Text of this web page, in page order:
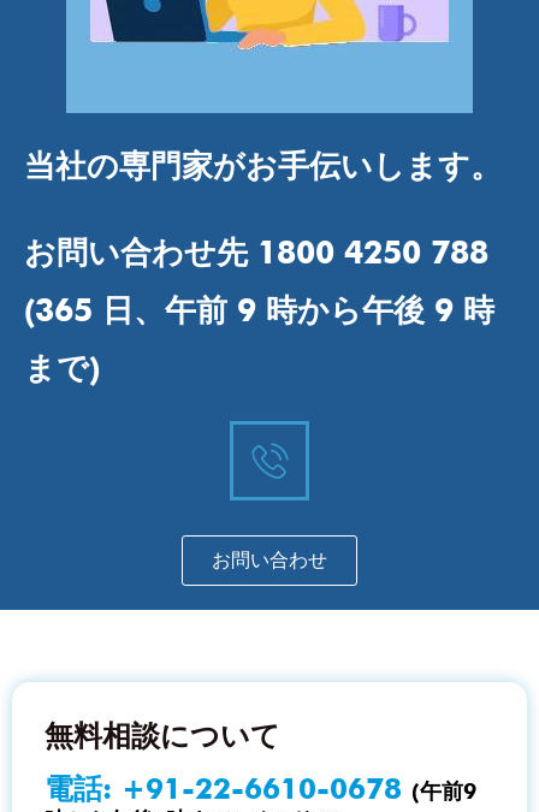
当社の専門家がお手伝いします。
お問い合わせ先 1800 4250 788
(365 日、午前 9 時から午後 9 時
まで)
お問い合わせ
無料相談について
電話: +91-22-6610-0678 (午前9